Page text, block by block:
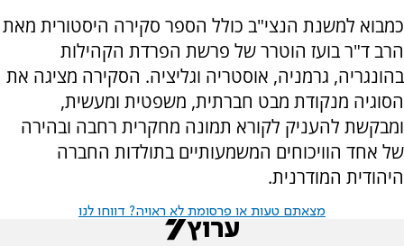
כמבוא למשנת הנצי"ב כולל הספר סקירה היסטורית מאת
הרב ד"ר בועז הוטרר של פרשת הפרדת הקהילות
בהונגריה, גרמניה, אוסטריה וגליציה. הסקירה מציגה את
הסוגיה מנקודת מבט חברתית, משפטית ומעשית,
ומבקשת להעניק לקורא תמונה מחקרית רחבה ובהירה
של אחד הוויכוחים המשמעותיים בתולדות החברה
היהודית המודרנית.
מצאתם טעות או פרסומת לא ראויה? דווחו לנו